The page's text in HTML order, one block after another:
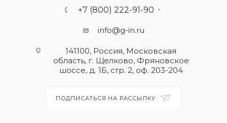
+7 (800) 222-91-90
info@g-in.ru
141100, Россия, Московская
область, г. Щелково, Фряновское
шоссе, д. 1Б, стр. 2, оф. 203-204
ПОДПИСАТЬСЯ НА РАССЫЛКУ